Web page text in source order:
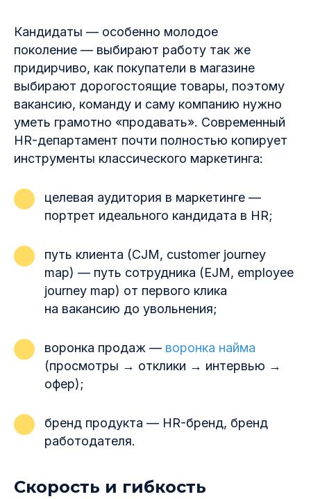
Кандидаты — особенно молодое
поколение — выбирают работу так же
придирчиво, как покупатели в магазине
выбирают дорогостоящие товары, поэтому
вакансию, команду и саму компанию нужно
уметь грамотно «продавать». Современный
HR-департамент почти полностью копирует
инструменты классического маркетинга:
целевая аудитория в маркетинге —
портрет идеального кандидата в HR;
путь клиента (CJM, customer journey
map) — путь сотрудника (EJM, employee
journey map) от первого клика
на вакансию до увольнения;
воронка продаж — воронка найма
(просмотры → отклики → интервью →
офер);
бренд продукта — HR-бренд, бренд
работодателя.
Скорость и гибкость